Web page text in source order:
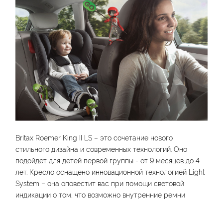
Britax Roemer King II LS – это сочетание нового
стильного дизайна и современных технологий. Оно
подойдет для детей первой группы - от 9 месяцев до 4
лет. Кресло оснащено инновационной технологией Light
System – она оповестит вас при помощи световой
индикации о том, что возможно внутренние ремни